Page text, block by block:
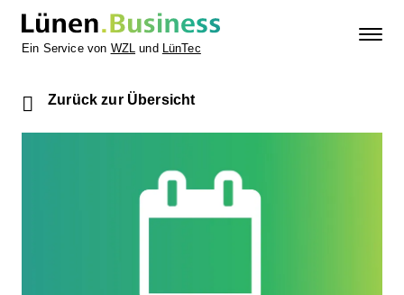
Ein Service von WZL und LünTec
Zurück zur Übersicht